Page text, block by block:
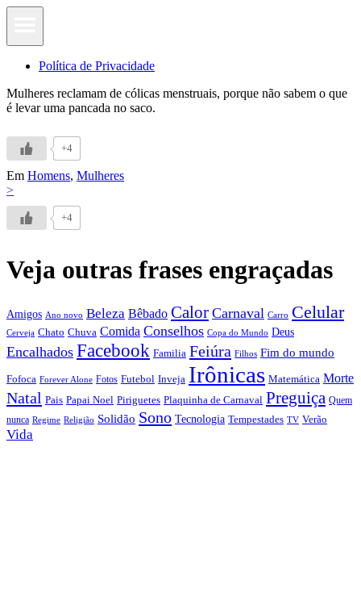
Política de Privacidade
Mulheres reclamam de cólicas menstruais, porque não sabem o que
é levar uma pancada no saco.
+4
Em Homens, Mulheres
>
+4
Veja outras frases engraçadas
Amigos Ano novo Beleza Bêbado Calor Carnaval Carro Celular
Cerveja Chato Chuva Comida Conselhos Copa do Mundo Deus
Encalhados Facebook Familia Feiúra Filhos Fim do mundo
Fofoca Forever Alone Fotos Futebol Inveja Irônicas Matemática Morte
Natal Pais Papai Noel Piriguetes Plaquinha de Carnaval Preguiça Quem
nunca Regime Religião Solidão Sono Tecnologia Tempestades TV Verão
Vida